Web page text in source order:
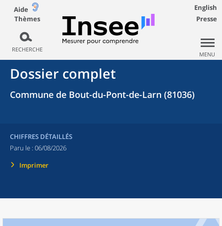
Aide
Thèmes
RECHERCHE
English
Presse
MENU
Dossier complet
Commune de Bout-du-Pont-de-Larn (81036)
CHIFFRES DÉTAILLÉS
Paru le : 06/08/2026
Imprimer